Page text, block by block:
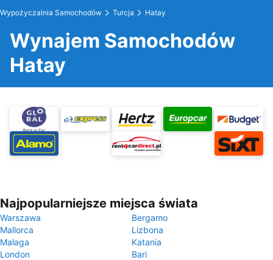
Wypożyczalnia Samochodów Turcja Hatay
Wynajem Samochodów
Hatay
Najpopularniejsze miejsca świata
Warszawa
Bergamo
Mallorca
Lizbona
Malaga
Katania
London
Bari